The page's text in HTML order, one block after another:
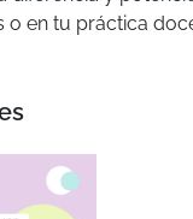
o en tu práctica